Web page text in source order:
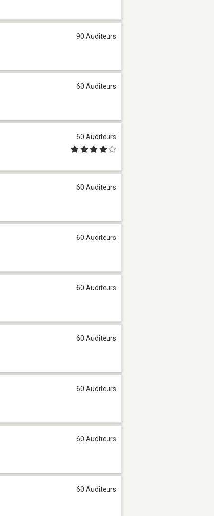
90 Auditeurs
60 Auditeurs
60 Auditeurs
60 Auditeurs
60 Auditeurs
60 Auditeurs
60 Auditeurs
60 Auditeurs
60 Auditeurs
60 Auditeurs